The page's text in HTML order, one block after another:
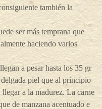
también la
ser más temprana que
haciendo varios
a pesar hasta los 35 gr
piel que al principio
a la madurez. La carne
de manzana acentuado e